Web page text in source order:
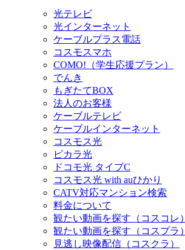
光テレビ
光インターネット
ケーブルプラス電話
コスモスマホ
COMO!（学生応援プラン）
でんき
もぎたてBOX
法人のお客様
ケーブルテレビ
ケーブルインターネット
コスモス光
ピカラ光
ドコモ光 タイプC
コスモス光 with auひかり
CATV対応マンション検索
料金について
観たい動画を探す（コスコレ）
観たい動画を探す（コスプラ）
見逃し映像配信（コスクラ）